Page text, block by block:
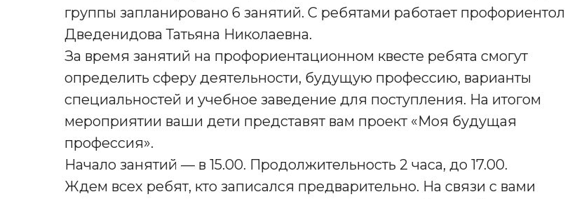
группы запланировано 6 занятий. С ребятами работает
Дведенидова Татьяна Николаевна.
За время занятий на профориентационном квесте ребята смогут
определить сферу деятельности, будущую профессию, варианты
специальностей и учебное заведение для поступления. На итогом
мероприятии ваши дети представят вам проект «Моя будущая
профессия».
Начало занятий — в 15.00. Продолжительность 2 часа, до 17.00.
Ждем всех ребят, кто записался предварительно. На связи с вами